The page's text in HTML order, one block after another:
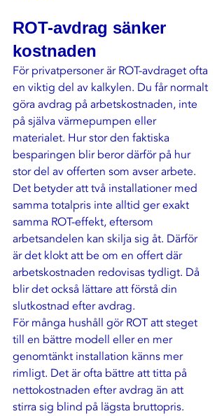
ROT-avdrag sänker
kostnaden
För privatpersoner är ROT-avdraget ofta
en viktig del av kalkylen. Du får normalt
göra avdrag på arbetskostnaden, inte
på själva värmepumpen eller
materialet. Hur stor den faktiska
besparingen blir beror därför på hur
stor del av offerten som avser arbete.
Det betyder att två installationer med
samma totalpris inte alltid ger exakt
samma ROT-effekt, eftersom
arbetsandelen kan skilja sig åt. Därför
är det klokt att be om en offert där
arbetskostnaden redovisas tydligt. Då
blir det också lättare att förstå din
slutkostnad efter avdrag.
För många hushåll gör ROT att steget
till en bättre modell eller en mer
genomtänkt installation känns mer
rimligt. Det är ofta bättre att titta på
nettokostnaden efter avdrag än att
stirra sig blind på lägsta bruttopris.